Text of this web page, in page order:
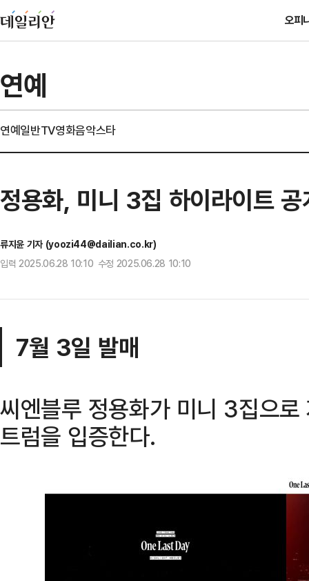
오피
연예
연예일반TV영화음악스타
정용화, 미니 3집 하이라이트
류지윤 기자 (yoozi44@dailian.co.kr)
입력 2025.06.28 10:10 수정 2025.06.28 10:10
7월 3일 발매
씨엔블루 정용화가 미니 3집으
트럼을 입증한다.